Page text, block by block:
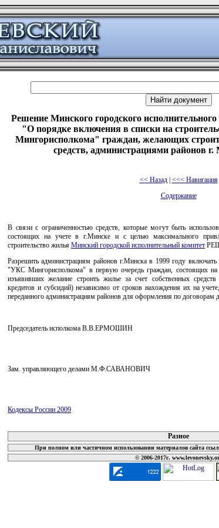
Решение Минского городского
"О порядке включения в списки на
Мингорисполкома" граждан, желающих
средств, администрациями районов г.
<< Назад| <<< Навигация
Содержание
В связи с ограниченностью средств, которые могут быть
состоящих на учете в г.Минске и с целью максимального
строительство жилья Минский городской исполнительный комитет
Разрешить администрациям районов г.Минска в 1999 году
"УКС Мингорисполкома" в первую очередь граждан, состоящих
изъявивших желание строить жилье за счет собственных
кредитов и субсидий) независимо от сроков нахождения их на
переданного администрациям районов для оформления по договорам
Председатель исполкома В.В.ЕРМОШИН
Зам. управляющего делами М.Ф.САВАНОВИЧ
Кодексы России 2009
Разное
При полном или частичном использовании материалов сайта
© 2006-2017г.